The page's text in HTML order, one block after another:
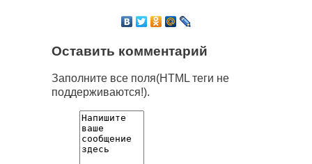
Оставить комментарий
Заполните все поля(HTML теги не
поддерживаются!).